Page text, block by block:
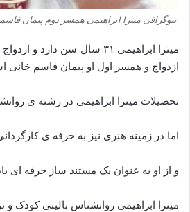
بیوگرافی میترا ابراهیمی همسر دوم پیمان
میترا ابراهیمی ۳۱ سال سن
ازدواج و همسر اول او پیمان قاسم خانی
تحصیلات میترا ابراهیمی در رشته ی
اما در زمینه هنری نیز به حرفه ی
و از او به عنوان یک مستند ساز حرفه ای
میترا ابراهیمی روانشناس بالینى کودک و